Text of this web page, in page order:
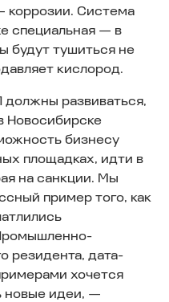
коррозии. Система
специальная — в
будут тушиться не
кислород.
развиваться,
Новосибирске
бизнесу
площадках, идти в
на санкции. Мы
пример того, как
резидента, дата-
хочется
новые идеи, —